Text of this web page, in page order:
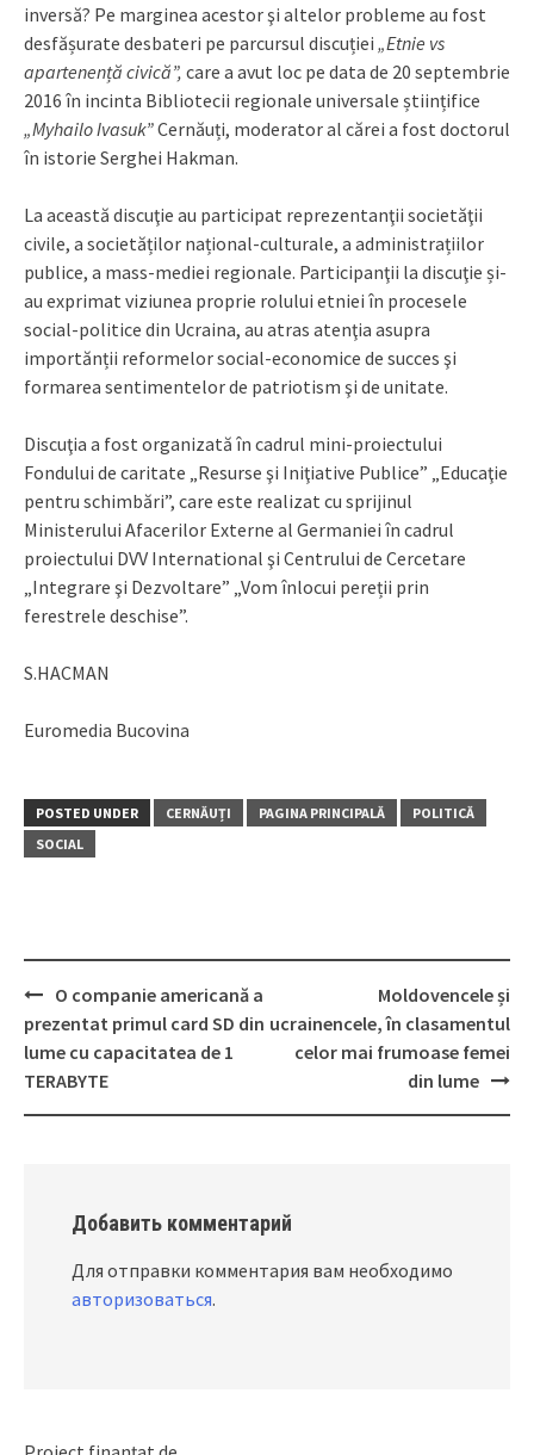
inversă? Pe marginea acestor şi altelor probleme au fost
desfășurate desbateri pe parcursul discuției „Etnie vs
apartenență civică”, care a avut loc pe data de 20 septembrie
2016 în incinta Bibliotecii regionale universale științifice
„Myhailo Ivasuk”Cernăuți, moderator al cărei a fost doctorul
în istorie Serghei Hakman.
La această discuţie au participat reprezentanţii societăţii
civile, a societăților național-culturale, a administrațiilor
publice, a mass-mediei regionale. Participanţii la discuţie și-
au exprimat viziunea proprie rolului etniei în procesele
social-politice din Ucraina, au atras atenţia asupra
importănții reformelor social-economice de succes şi
formarea sentimentelor de patriotism şi de unitate.
Discuţia a fost organizată în cadrul mini-proiectului
Fondului de caritate „Resurse şi Iniţiative Publice” „Educaţie
pentru schimbări”, care este realizat cu sprijinul
Ministerului Afacerilor Externe al Germaniei în cadrul
proiectului DVV International şi Centrului de Cercetare
„Integrare şi Dezvoltare” „Vom înlocui pereții prin
ferestrele deschise”.
S.HACMAN
Euromedia Bucovina
POSTED UNDER CERNĂUȚI PAGINA PRINCIPALĂ
POLITICĂ
SOCIAL
Post
navigation
O companie americană a
prezentat primul card SD din
lume cu capacitatea de 1
TERABYTE
Moldovencele și
ucrainencele, în clasamentul
celor mai frumoase femei
din lume
Добавить комментарий
Для отправки комментария вам необходимо
авторизоваться.